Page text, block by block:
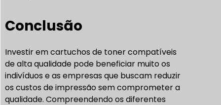
Conclusão
Investir em cartuchos de toner compatíveis
de alta qualidade pode beneficiar muito os
indivíduos e as empresas que buscam reduzir
os custos de impressão sem comprometer a
qualidade. Compreendendo os diferentes